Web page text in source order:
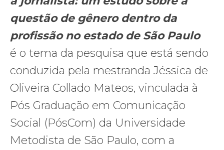
questão de gênero dentro da
profissão no estado de São Paulo
é o tema da pesquisa que está sendo
conduzida pela mestranda Jéssica de
Oliveira Collado Mateos, vinculada à
Pós Graduação em Comunicação
Social (PósCom) da Universidade
Metodista de São Paulo, com a